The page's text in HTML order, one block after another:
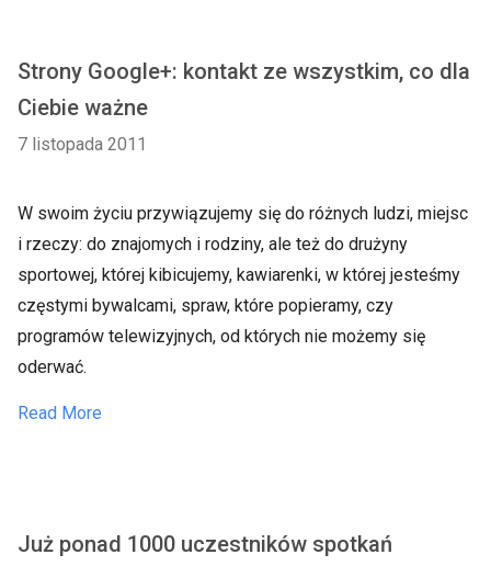
Strony Google+: kontakt ze wszystkim, co dla
Ciebie ważne
7 listopada 2011
W swoim życiu przywiązujemy się do różnych ludzi, miejsc
i rzeczy: do znajomych i rodziny, ale też do drużyny
sportowej, której kibicujemy, kawiarenki, w której jesteśmy
częstymi bywalcami, spraw, które popieramy, czy
programów telewizyjnych, od których nie możemy się
oderwać.
Read More
Już ponad 1000 uczestników spotkań